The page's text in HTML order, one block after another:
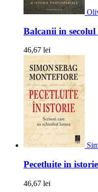
Balcanii in
46,67 lei
Pecetluite in
46,67 lei